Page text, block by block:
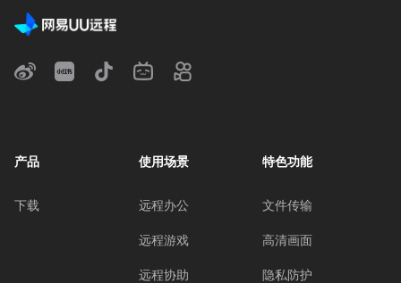
产品
下载
使用场景
远程办公
远程游戏
远程协助
特色功能
文件传输
高清画面
隐私防护